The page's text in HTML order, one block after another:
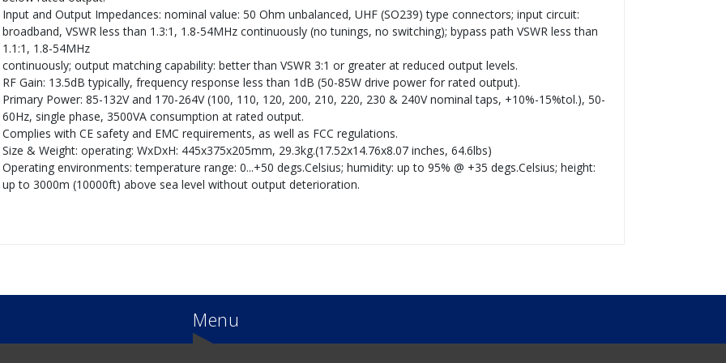
Input and Output Impedances: nominal value: 50 Ohm unbalanced, UHF (SO239) type connectors; input circuit:
broadband, VSWR less than 1.3:1, 1.8-54MHz continuously (no tunings, no switching); bypass path VSWR less than
1.1:1, 1.8-54MHz
continuously; output matching capability: better than VSWR 3:1 or greater at reduced output levels.
RF Gain: 13.5dB typically, frequency response less than 1dB (50-85W drive power for rated output).
Primary Power: 85-132V and 170-264V (100, 110, 120, 200, 210, 220, 230 & 240V nominal taps, +10%-15%tol.), 50-
60Hz, single phase, 3500VA consumption at rated output.
Complies with CE safety and EMC requirements, as well as FCC regulations.
Size & Weight: operating: WxDxH: 445x375x205mm, 29.3kg.(17.52x14.76x8.07 inches, 64.6lbs)
Operating environments: temperature range: 0...+50 degs.Celsius; humidity: up to 95% @ +35 degs.Celsius; height:
up to 3000m (10000ft) above sea level without output deterioration.
Menu